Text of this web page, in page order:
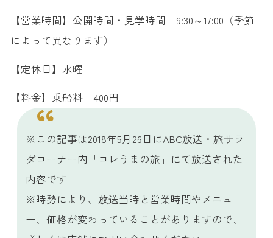
【営業時間】公開時間・見学時間 9:30～17:00（季節
によって異なります）
【定休日】水曜
【料金】乗船料 400円
※この記事は2018年5月26日にABC放送・旅サラ
ダコーナー内「コレうまの旅」にて放送された
内容です
※時勢により、放送当時と営業時間やメニュ
ー、価格が変わっていることがありますので、